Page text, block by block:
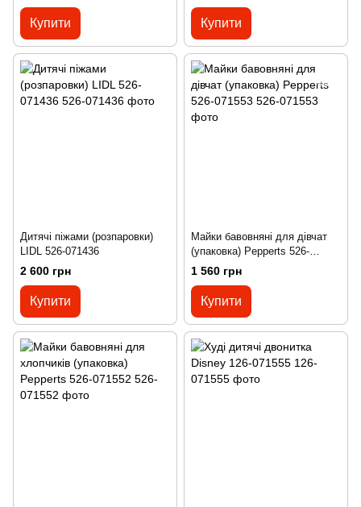
Купити Купити
Дитячі піжами (розпаровки)
LIDL 526-071436
2 600 грн
Купити
Майки бавовняні для дівчат
(упаковка) Pepperts 526-
071553
1 560 грн
Купити